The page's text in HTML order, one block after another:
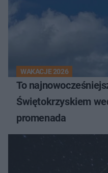
WAKACJE 2026
To
Świętokrzyskiem
promenada